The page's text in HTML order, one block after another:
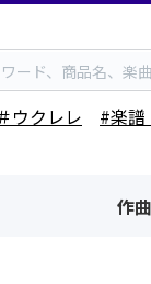
ウクレレ #楽譜
作